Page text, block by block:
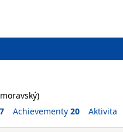
Achievementy 20 Aktivita